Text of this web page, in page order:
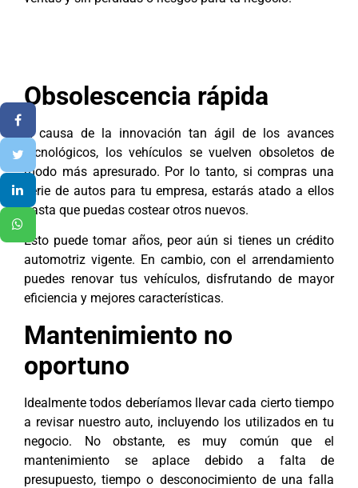
Obsolescencia rápida
A causa de la innovación tan ágil de los avances
tecnológicos, los vehículos se vuelven obsoletos de
modo más apresurado. Por lo tanto, si compras una
serie de autos para tu empresa, estarás atado a ellos
hasta que puedas costear otros nuevos.
Esto puede tomar años, peor aún si tienes un crédito
automotriz vigente. En cambio, con el arrendamiento
puedes renovar tus vehículos, disfrutando de mayor
eficiencia y mejores características.
Mantenimiento no
oportuno
Idealmente todos deberíamos llevar cada cierto tiempo
a revisar nuestro auto, incluyendo los utilizados en tu
negocio. No obstante, es muy común que el
mantenimiento se aplace debido a falta de
presupuesto, tiempo o desconocimiento de una falla